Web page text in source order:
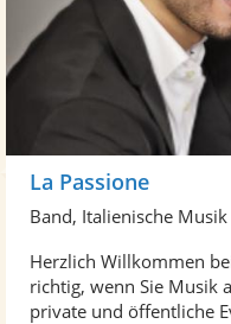
La Passione
Band, Italienische Musik
Herzlich Willkommen
richtig, wenn Sie Musik
private und öffentliche